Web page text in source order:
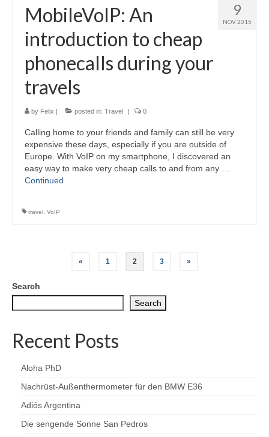
9
NOV 2015
MobileVoIP: An
introduction to cheap
phonecalls during your
travels
by Felix | posted in: Travel | 0
Calling home to your friends and family can still be very
expensive these days, especially if you are outside of
Europe. With VoIP on my smartphone, I discovered an
easy way to make very cheap calls to and from any …
Continued
travel VoIP
pagination
« 1 2 3 »
Search
Search
Recent Posts
Aloha PhD
Nachrüst-Außenthermometer für den BMW E36
Adiós Argentina
Die sengende Sonne San Pedros